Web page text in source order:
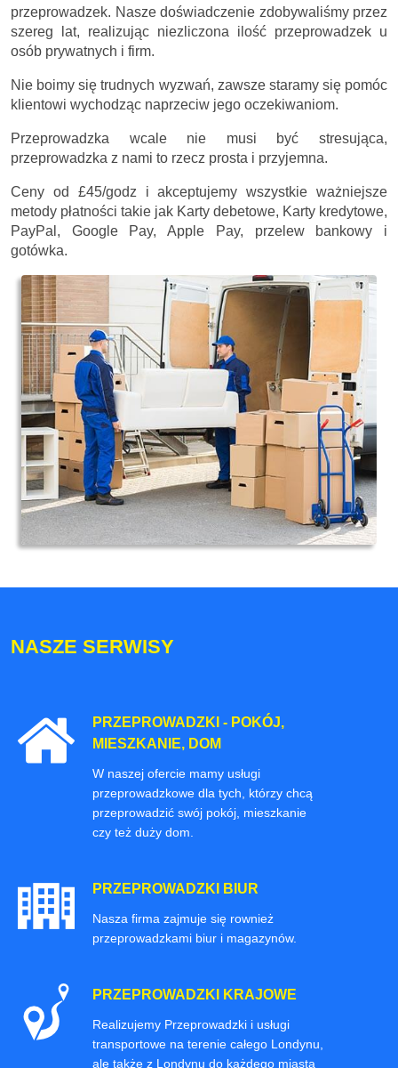
przeprowadzek. Nasze doświadczenie zdobywaliśmy przez
szereg lat, realizując niezliczona ilość przeprowadzek u
osób prywatnych i firm.
Nie boimy się trudnych wyzwań, zawsze staramy się pomóc
klientowi wychodząc naprzeciw jego oczekiwaniom.
Przeprowadzka wcale nie musi być stresująca,
przeprowadzka z nami to rzecz prosta i przyjemna.
Ceny od £45/godz i akceptujemy wszystkie ważniejsze
metody płatności takie jak Karty debetowe, Karty kredytowe,
PayPal, Google Pay, Apple Pay, przelew bankowy i
gotówka.
NASZE SERWISY
PRZEPROWADZKI - POKÓJ,
MIESZKANIE, DOM
W naszej ofercie mamy usługi
przeprowadzkowe dla tych, którzy chcą
przeprowadzić swój pokój, mieszkanie
czy też duży dom.
PRZEPROWADZKI BIUR
Nasza firma zajmuje się rownież
przeprowadzkami biur i magazynów.
PRZEPROWADZKI KRAJOWE
Realizujemy Przeprowadzki i usługi
transportowe na terenie całego Londynu,
ale także z Londynu do każdego miasta